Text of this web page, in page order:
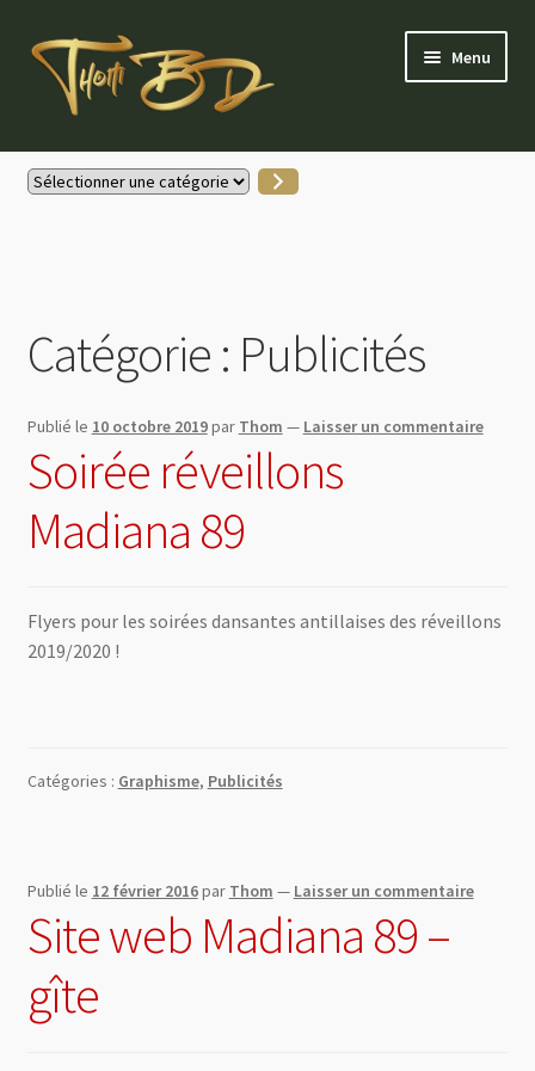
Aller
Aller
au
contenu
Menu
Accueil
Actus
Mon compte
Partenaires & soutiens
Sélectionner
Catégorie : Publicités
Publié le 10 octobre 2019par Thom — Laisser un commentaire
Soirée réveillons
Madiana 89
Flyers pour les soirées dansantes antillaises des réveillons
2019/2020 !
Catégories : Graphisme, Publicités
Publié le 12 février 2016par Thom — Laisser un commentaire
Site web Madiana 89 –
gîte